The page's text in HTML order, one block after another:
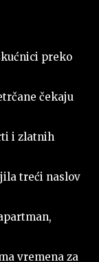
preko
čekaju
i zlatnih
treći naslov
vremena za